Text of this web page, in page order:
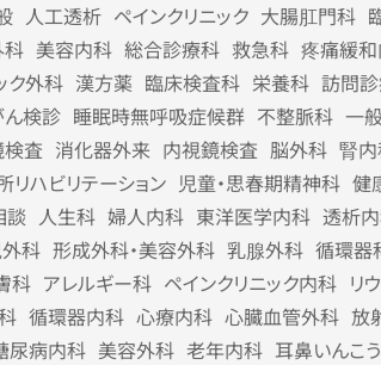
人工透析 ペインクリニック 大腸肛門科
科 美容内科 総合診療科 救急科 疼痛緩
ク外科 漢方薬 臨床検査科 栄養科 訪問
ん検診 睡眠時無呼吸症候群 不整脈科 一
査 消化器外来 内視鏡検査 脳外科 腎
リハビリテーション 児童・思春期精神科 健
談 人生科 婦人内科 東洋医学内科 透析
科 形成外科・美容外科 乳腺外科 循環器
科 アレルギー科 ペインクリニック内科 リ
循環器内科 心療内科 心臓血管外科 放
尿病内科 美容外科 老年内科 耳鼻いんこ